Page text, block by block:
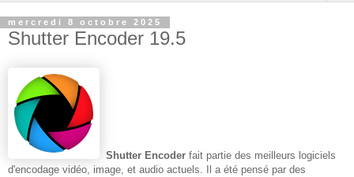
mercredi 8 octobre 2025
Shutter Encoder 19.5
Shutter Encoder fait partie des meilleurs logiciels
d'encodage vidéo, image, et audio actuels. Il a été pensé par des